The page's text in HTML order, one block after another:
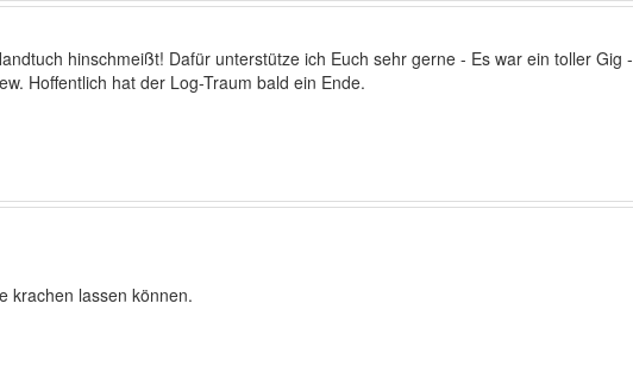
hinschmeißt! Dafür unterstütze ich Euch sehr gerne - Es war ein toller Gig -
Hoffentlich hat der Log-Traum bald ein Ende.
krachen lassen können.